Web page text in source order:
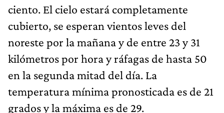
ciento. El cielo estará completamente
cubierto, se esperan vientos leves del
noreste por la mañana y de entre 23 y 31
kilómetros por hora y ráfagas de hasta 50
en la segunda mitad del día. La
temperatura mínima pronosticada es de 21
grados y la máxima es de 29.